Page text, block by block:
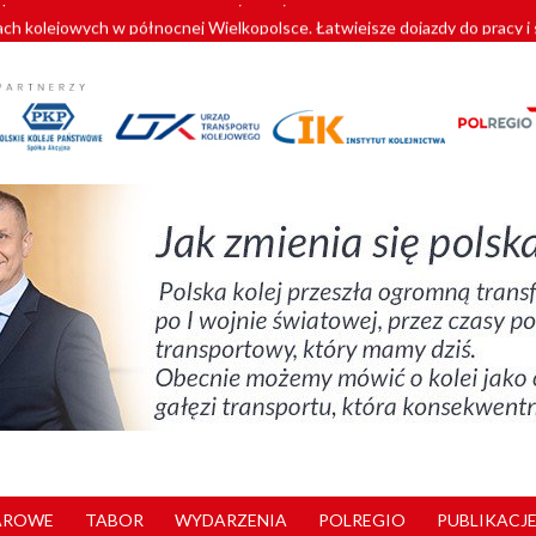
kolejowych w północnej Wielkopolsce. Łatwiejsze dojazdy do pracy i
się doświadczeniami z ukraińskim partnerem kolejowym
Bydgoszcz Fordon zakończona
znów szuka dostawcy nowych EZT
TABOR WYDARZENIA POLREGIO